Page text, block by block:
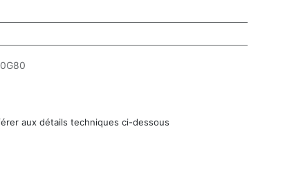
aux détails techniques ci-dessous